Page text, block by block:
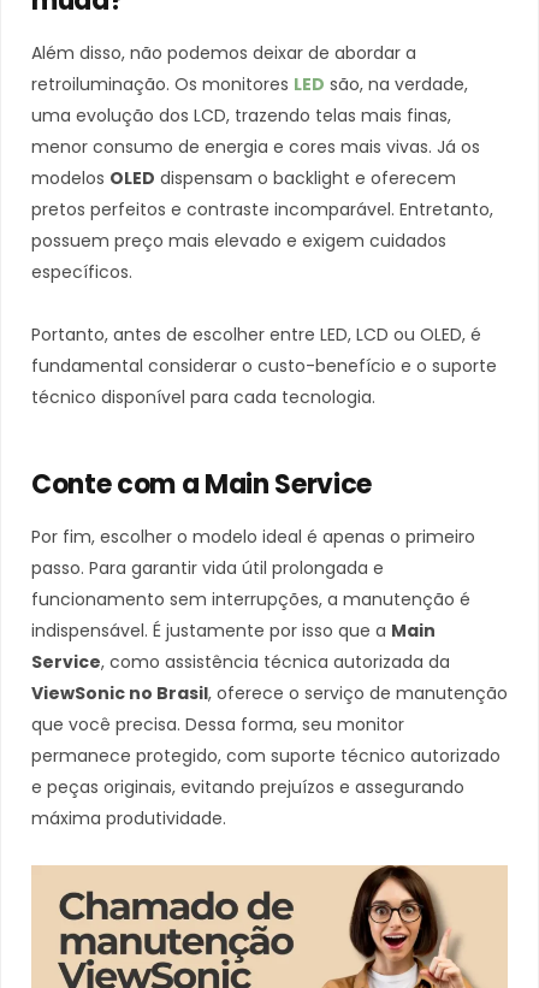
Além disso, não podemos deixar de abordar a
retroiluminação. Os monitores LED são, na verdade,
uma evolução dos LCD, trazendo telas mais finas,
menor consumo de energia e cores mais vivas. Já os
modelos OLED dispensam o backlight e oferecem
pretos perfeitos e contraste incomparável. Entretanto,
possuem preço mais elevado e exigem cuidados
específicos.
Portanto, antes de escolher entre LED, LCD ou OLED, é
fundamental considerar o custo-benefício e o suporte
técnico disponível para cada tecnologia.
Conte com a Main Service
Por fim, escolher o modelo ideal é apenas o primeiro
passo. Para garantir vida útil prolongada e
funcionamento sem interrupções, a manutenção é
indispensável. É justamente por isso que a Main
Service, como assistência técnica autorizada da
ViewSonic no Brasil, oferece o serviço de manutenção
que você precisa. Dessa forma, seu monitor
permanece protegido, com suporte técnico autorizado
e peças originais, evitando prejuízos e assegurando
máxima produtividade.